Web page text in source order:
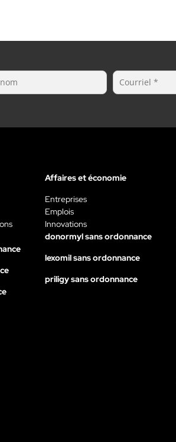
Affaires et économie
Entreprises
Emplois
Innovations
donormyl sans ordonnance
lexomil sans ordonnance
priligy sans ordonnance